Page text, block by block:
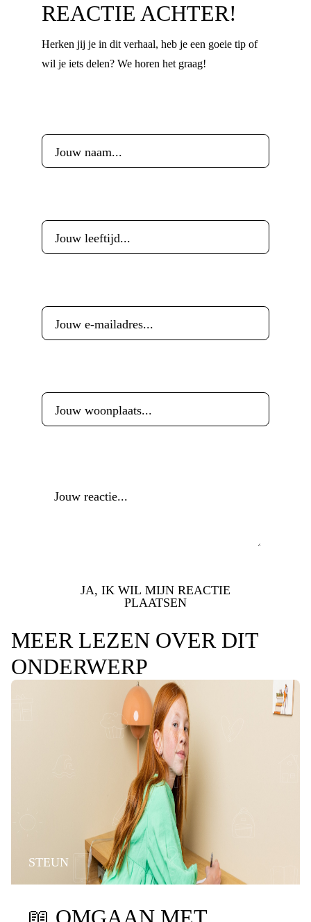
REACTIE ACHTER!
Herken jij je in dit verhaal, heb je een goeie tip of
wil je iets delen? We horen het graag!
JA, IK WIL MIJN REACTIE
PLAATSEN
MEER LEZEN OVER DIT
ONDERWERP
STEUN